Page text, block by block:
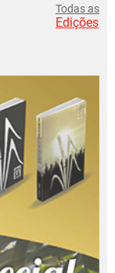
Todas as
Edições